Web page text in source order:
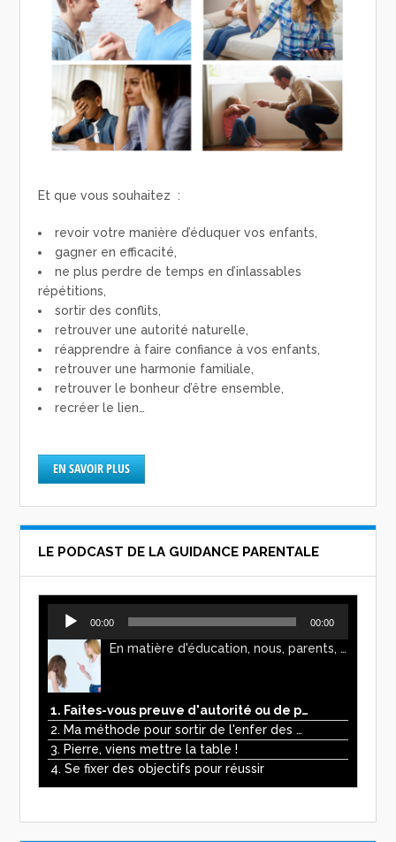
Et que vous souhaitez :
revoir votre manière d’éduquer vos enfants,
gagner en efficacité,
ne plus perdre de temps en d’inlassables
répétitions,
sortir des conflits,
retrouver une autorité naturelle,
réapprendre à faire confiance à vos enfants,
retrouver une harmonie familiale,
retrouver le bonheur d’être ensemble,
recréer le lien…
EN SAVOIR PLUS
LE PODCAST DE LA GUIDANCE PARENTALE
Lecteur
audio
00:00 00:00
En matière d'éducation, nous, parents, avons l'impression de faire preuve d'autorité. Mais n'est-ce pas, parfois, plutôt un jeu de pouvoir ? Ce podcast vous permettra d'y voir plus clair !
1. Faites-vous preuve d'autorité ou de pouvoir avec vos enfants ?
2. Ma méthode pour sortir de l'enfer des écrans
3. Pierre, viens mettre la table !
4. Se fixer des objectifs pour réussir